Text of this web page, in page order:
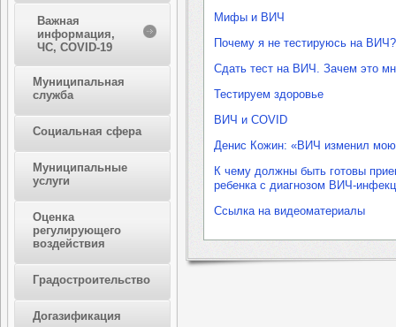
Важная
информация,
ЧС, COVID-19
Муниципальная
служба
Социальная сфера
Муниципальные
услуги
Оценка
регулирующего
воздействия
Градостроительство
Догазификация
Мифы и ВИЧ
Почему я не тестируюсь на ВИЧ?
Сдать тест на ВИЧ. Зачем это
Тестируем здоровье
ВИЧ и COVID
Денис Кожин: «ВИЧ изменил
К чему должны быть готовы
ребенка с диагнозом ВИЧ-
Ссылка на видеоматериалы